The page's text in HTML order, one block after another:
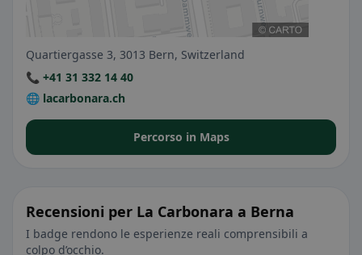
Quartiergasse 3, 3013 Bern, Switzerland
📞 +41 31 332 14 40
🌐 lacarbonara.ch
Percorso in Maps
Recensioni per La Carbonara a Berna
I badge rendono le esperienze reali comprensibili a
colpo d’occhio.